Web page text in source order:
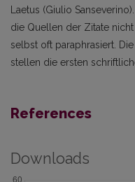
Laetus (Giulio
die Quellen der Zitate
selbst oft paraphrasiert.
stellen die ersten
References
Downloads